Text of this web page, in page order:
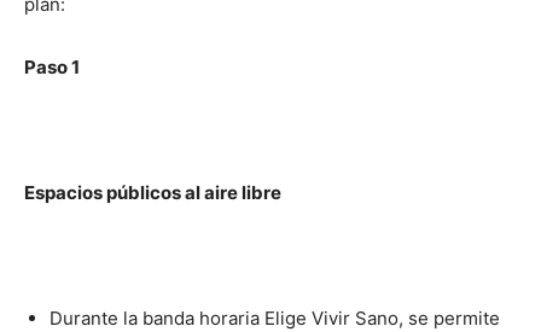
plan:
Paso 1
Espacios públicos al aire libre
Durante la banda horaria Elige Vivir Sano, se permite